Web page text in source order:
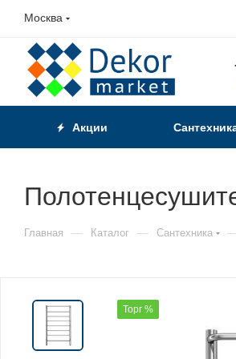
Москва
Акции
Главная — Каталог — Сантехника
Торг %